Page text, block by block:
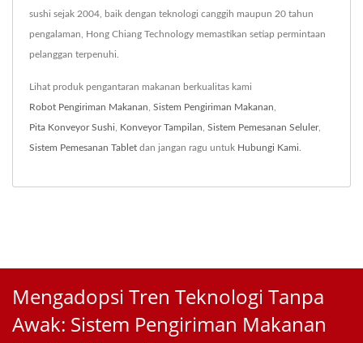
sushi sejak 2004, baik dengan teknologi canggih maupun 20 tahun
pengalaman, Hong Chiang Technology memastikan setiap permintaan
pelanggan terpenuhi.
Lihat produk pengantaran makanan berkualitas kami
Robot Pengiriman Makanan, Sistem Pengiriman Makanan,
Pita Konveyor Sushi, Konveyor Tampilan, Sistem Pemesanan Seluler,
Sistem Pemesanan Tablet dan jangan ragu untuk Hubungi Kami.
Mengadopsi Tren Teknologi Tanpa
Awak: Sistem Pengiriman Makanan